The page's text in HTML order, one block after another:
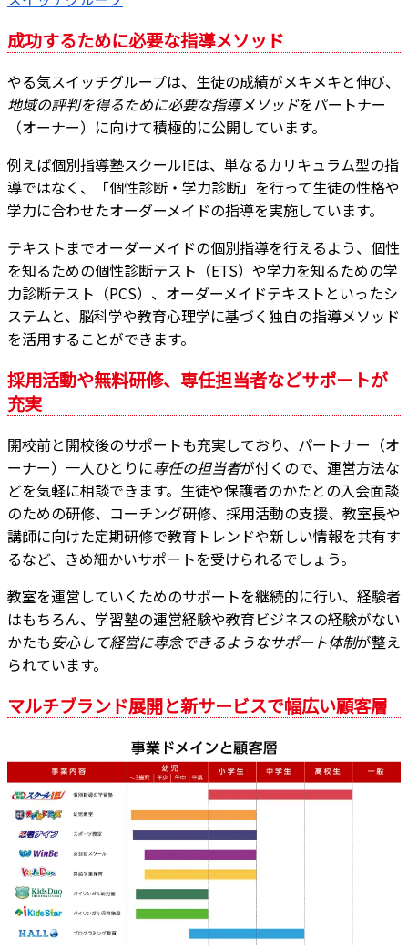
成功するために必要な指導メソッド
やる気スイッチグループは、生徒の成績がメキメキと伸び、
地域の評判を得るために必要な指導メソッドをパートナー
（オーナー）に向けて積極的に公開しています。
例えば個別指導塾スクールIEは、単なるカリキュラム型の指
導ではなく、「個性診断・学力診断」を行って生徒の性格や
学力に合わせたオーダーメイドの指導を実施しています。
テキストまでオーダーメイドの個別指導を行えるよう、個性
を知るための個性診断テスト（ETS）や学力を知るための学
力診断テスト（PCS）、オーダーメイドテキストといったシ
ステムと、脳科学や教育心理学に基づく独自の指導メソッド
を活用することができます。
採用活動や無料研修、専任担当者などサポートが
充実
開校前と開校後のサポートも充実しており、パートナー（オ
ーナー）一人ひとりに専任の担当者が付くので、運営方法な
どを気軽に相談できます。生徒や保護者のかたとの入会面談
のための研修、コーチング研修、採用活動の支援、教室長や
講師に向けた定期研修で教育トレンドや新しい情報を共有す
るなど、きめ細かいサポートを受けられるでしょう。
教室を運営していくためのサポートを継続的に行い、経験者
はもちろん、学習塾の運営経験や教育ビジネスの経験がない
かたも安心して経営に専念できるようなサポート体制が整え
られています。
マルチブランド展開と新サービスで幅広い顧客層